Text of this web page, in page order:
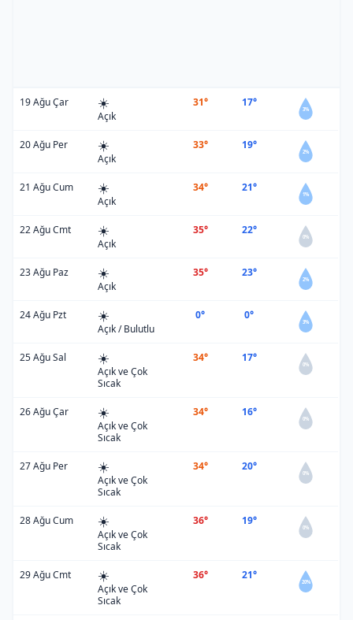
19 Ağu Çar ☀️
Açık
31° 17°
3%
20 Ağu Per ☀️
Açık
33° 19°
2%
21 Ağu Cum ☀️
Açık
34° 21°
1%
22 Ağu Cmt ☀️
Açık
35° 22°
0%
23 Ağu Paz ☀️
Açık
35° 23°
2%
24 Ağu Pzt ☀️
Açık / Bulutlu
0° 0°
3%
25 Ağu Sal ☀️
Açık ve Çok
Sıcak
34° 17°
0%
26 Ağu Çar ☀️
Açık ve Çok
Sıcak
34° 16°
0%
27 Ağu Per ☀️
Açık ve Çok
Sıcak
34° 20°
0%
28 Ağu Cum ☀️
Açık ve Çok
Sıcak
36° 19°
0%
29 Ağu Cmt ☀️
Açık ve Çok
Sıcak
36° 21°
20%